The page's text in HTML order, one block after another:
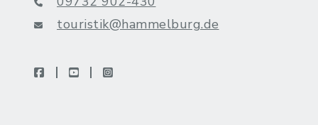
touristik@hammelburg.de
facebookyoutubeinstagram